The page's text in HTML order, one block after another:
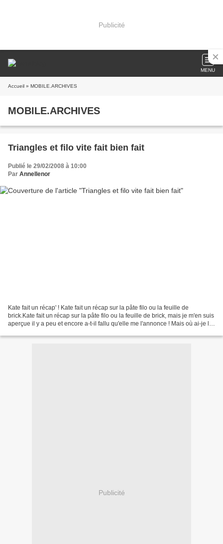
Publicité
MENU
Accueil » MOBILE.ARCHIVES
MOBILE.ARCHIVES
Triangles et filo vite fait bien fait
Publié le 29/02/2008 à 10:00
Par Annellenor
Kate fait un récap' ! Kate fait un récap sur la pâte filo ou la feuille de
brick.Kate fait un récap sur la pâte filo ou la feuille de brick, mais je m'en suis
aperçue il y a peu et encore a-t-il fallu qu'elle me l'annonce ! Mais où ai-je la
Publicité